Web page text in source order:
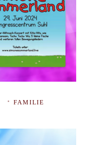
FAMILIE